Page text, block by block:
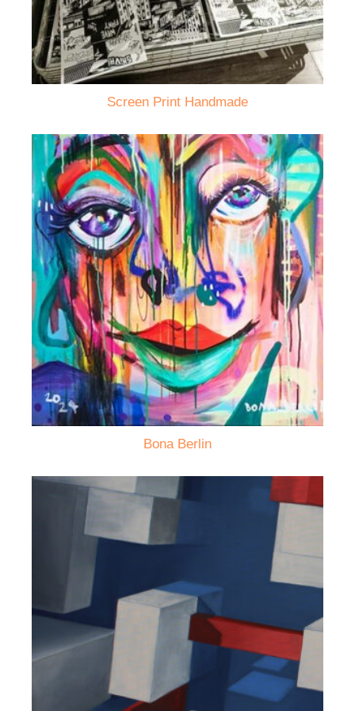
Screen Print Handmade
Bona Berlin